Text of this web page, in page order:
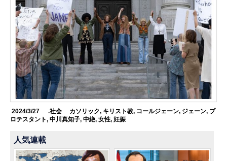
2024/3/27 .社会 カソリック, キリスト教, コールジェーン, ジェーン, プ
ロテスタント,中川真知子,中絶,女性,妊娠
人気連載